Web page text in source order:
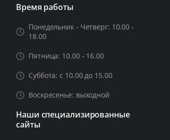
Время работы
Понедельник - Четверг: 10.00 -
18.00
Пятница: 10.00 - 16.00
Суббота: с 10.00 до 15.00
Воскресенье: выходной
Наши специализированные
сайты